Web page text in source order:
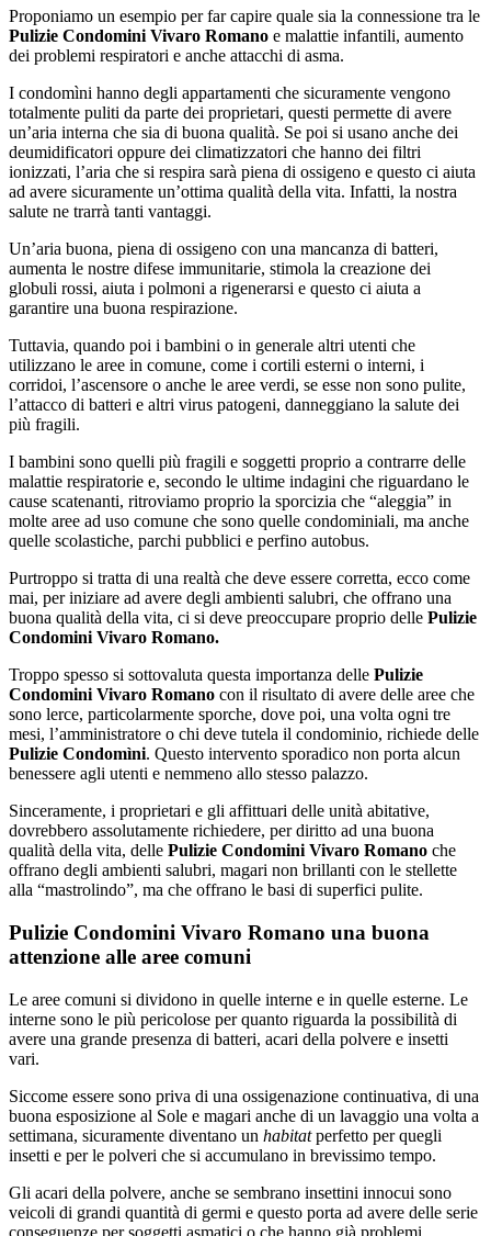
Proponiamo un esempio per far capire quale sia la connessione tra le
Pulizie Condomini Vivaro Romano e malattie infantili, aumento
dei problemi respiratori e anche attacchi di asma.
I condomìni hanno degli appartamenti che sicuramente vengono
totalmente puliti da parte dei proprietari, questi permette di avere
un’aria interna che sia di buona qualità. Se poi si usano anche dei
deumidificatori oppure dei climatizzatori che hanno dei filtri
ionizzati, l’aria che si respira sarà piena di ossigeno e questo ci aiuta
ad avere sicuramente un’ottima qualità della vita. Infatti, la nostra
salute ne trarrà tanti vantaggi.
Un’aria buona, piena di ossigeno con una mancanza di batteri,
aumenta le nostre difese immunitarie, stimola la creazione dei
globuli rossi, aiuta i polmoni a rigenerarsi e questo ci aiuta a
garantire una buona respirazione.
Tuttavia, quando poi i bambini o in generale altri utenti che
utilizzano le aree in comune, come i cortili esterni o interni, i
corridoi, l’ascensore o anche le aree verdi, se esse non sono pulite,
l’attacco di batteri e altri virus patogeni, danneggiano la salute dei
più fragili.
I bambini sono quelli più fragili e soggetti proprio a contrarre delle
malattie respiratorie e, secondo le ultime indagini che riguardano le
cause scatenanti, ritroviamo proprio la sporcizia che “aleggia” in
molte aree ad uso comune che sono quelle condominiali, ma anche
quelle scolastiche, parchi pubblici e perfino autobus.
Purtroppo si tratta di una realtà che deve essere corretta, ecco come
mai, per iniziare ad avere degli ambienti salubri, che offrano una
buona qualità della vita, ci si deve preoccupare proprio delle Pulizie
Condomini Vivaro Romano.
Troppo spesso si sottovaluta questa importanza delle Pulizie
Condomini Vivaro Romano con il risultato di avere delle aree che
sono lerce, particolarmente sporche, dove poi, una volta ogni tre
mesi, l’amministratore o chi deve tutela il condominio, richiede delle
Pulizie Condomìni. Questo intervento sporadico non porta alcun
benessere agli utenti e nemmeno allo stesso palazzo.
Sinceramente, i proprietari e gli affittuari delle unità abitative,
dovrebbero assolutamente richiedere, per diritto ad una buona
qualità della vita, delle Pulizie Condomini Vivaro Romano che
offrano degli ambienti salubri, magari non brillanti con le stellette
alla “mastrolindo”, ma che offrano le basi di superfici pulite.
Pulizie Condomini Vivaro Romano una buona
attenzione alle aree comuni
Le aree comuni si dividono in quelle interne e in quelle esterne. Le
interne sono le più pericolose per quanto riguarda la possibilità di
avere una grande presenza di batteri, acari della polvere e insetti
vari.
Siccome essere sono priva di una ossigenazione continuativa, di una
buona esposizione al Sole e magari anche di un lavaggio una volta a
settimana, sicuramente diventano un habitatperfetto per quegli
insetti e per le polveri che si accumulano in brevissimo tempo.
Gli acari della polvere, anche se sembrano insettini innocui sono
veicoli di grandi quantità di germi e questo porta ad avere delle serie
conseguenze per soggetti asmatici o che hanno già problemi